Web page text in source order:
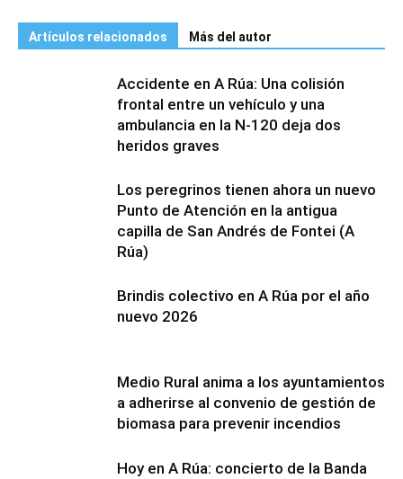
Artículos relacionados Más del autor
Accidente en A Rúa: Una colisión
frontal entre un vehículo y una
ambulancia en la N-120 deja dos
heridos graves
Los peregrinos tienen ahora un nuevo
Punto de Atención en la antigua
capilla de San Andrés de Fontei (A
Rúa)
Brindis colectivo en A Rúa por el año
nuevo 2026
Medio Rural anima a los ayuntamientos
a adherirse al convenio de gestión de
biomasa para prevenir incendios
Hoy en A Rúa: concierto de la Banda